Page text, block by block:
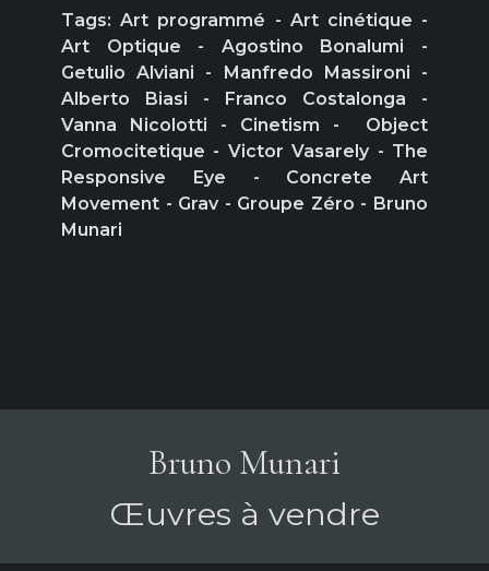
Tags: Art programmé - Art cinétique -
Art Optique - Agostino Bonalumi -
Getulio Alviani - Manfredo Massironi -
Alberto Biasi - Franco Costalonga -
Vanna Nicolotti - Cinetism - Object
Cromocitetique - Victor Vasarely - The
Responsive Eye - Concrete Art
Movement - Grav - Groupe Zéro - Bruno
Munari
Bruno Munari
Œuvres à vendre